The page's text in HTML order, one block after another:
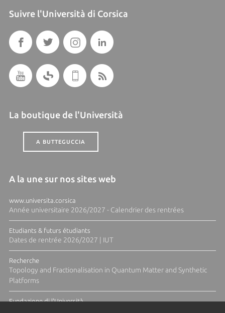
Suivre l'Università di Corsica
La boutique de l'Università
A BUTTEGUCCIA
A la une sur nos sites web
www.universita.corsica
Année universitaire 2026/2027 - Calendrier des rentrées
Etudiants & futurs étudiants
Dates de rentrée 2026/2027 | IUT
Recherche
Topology and Fractionalisation in Quantum Matter and Synthetic
Platforms
Fundazione di l'Università